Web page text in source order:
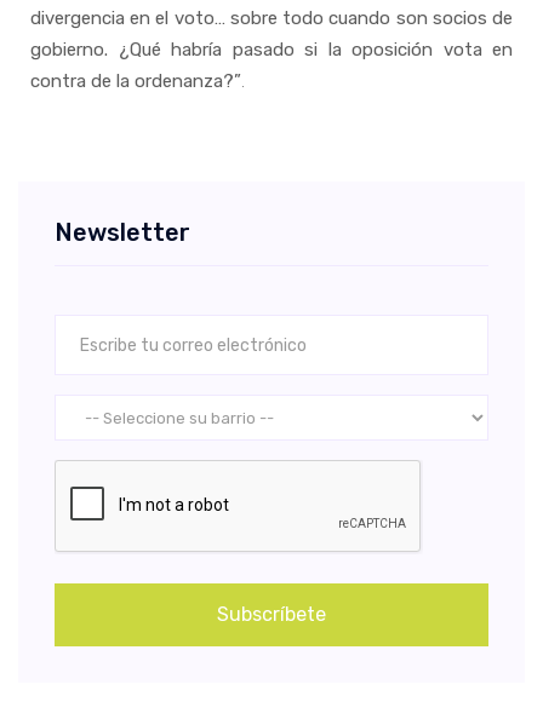
divergencia en el voto… sobre todo cuando son socios de
gobierno. ¿Qué habría pasado si la oposición vota en
contra de la ordenanza?”.
Newsletter
Subscríbete